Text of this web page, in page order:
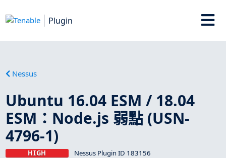
Plugin
Nessus
Ubuntu 16.04 ESM / 18.04
ESM：Node.js 弱點 (USN-
4796-1)
HIGH Nessus Plugin ID 183156